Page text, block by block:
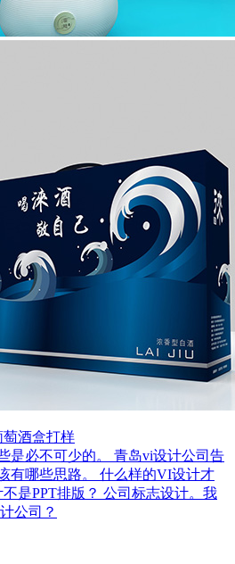
萄酒盒打样
是必不可少的。 青岛vi设计公司告
有哪些思路。 什么样的VI设计才
是PPT排版？ 公司标志设计。我
公司？